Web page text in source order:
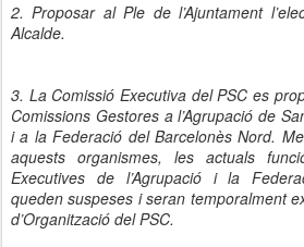
2. Proposar al Ple de l’Ajuntament
Alcalde.
3. La Comissió Executiva del PSC es
Comissions Gestores a l’Agrupació de
i a la Federació del Barcelonès Nord.
aquests organismes, les actuals
Executives de l’Agrupació i la
queden suspeses i seran temporalment
d’Organització del PSC.